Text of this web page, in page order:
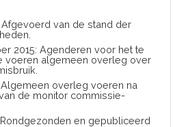
Afgevoerd van de stand der
2015: Agenderen voor het te
voeren algemeen overleg over
Algemeen overleg voeren na
de monitor commissie-
Rondgezonden en gepubliceerd